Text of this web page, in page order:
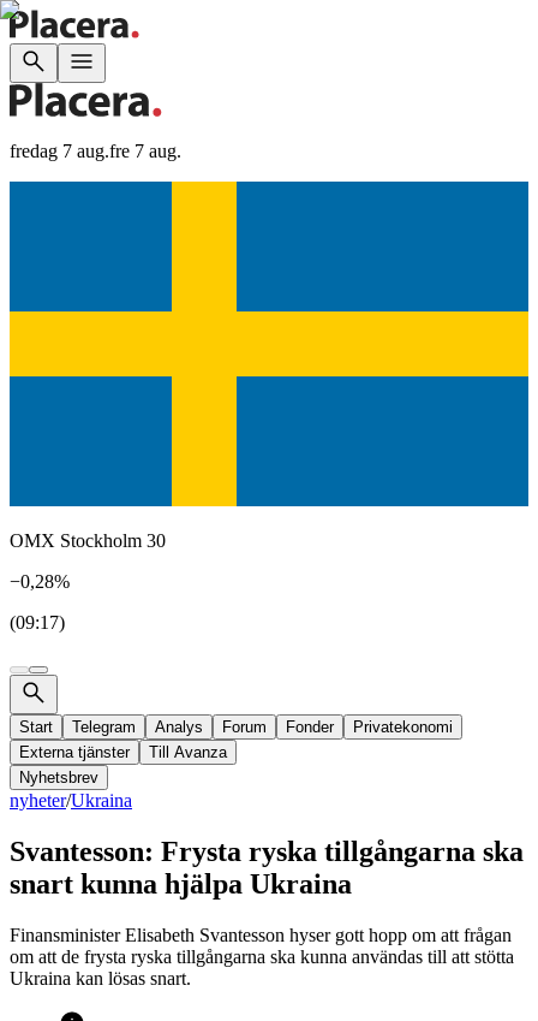
fredag 7 aug.fre 7 aug.
OMX Stockholm 30
−0,28%
(09:17)
Start Telegram Analys Forum Fonder
Privatekonomi
Externa tjänster
Till Avanza
Nyhetsbrev
nyheter/Ukraina
Svantesson: Frysta ryska tillgångarna ska
snart kunna hjälpa Ukraina
Finansminister Elisabeth Svantesson hyser gott hopp om att frågan
om att de frysta ryska tillgångarna ska kunna användas till att stötta
Ukraina kan lösas snart.